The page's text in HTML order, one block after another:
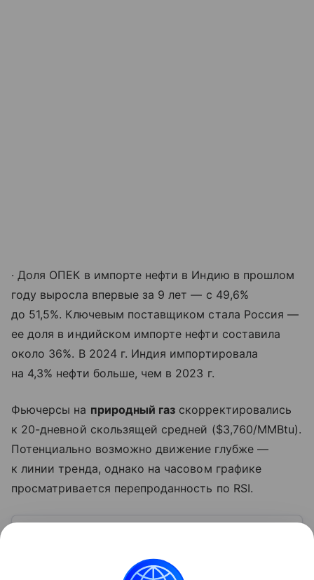
∙ Доля ОПЕК в импорте нефти в Индию в прошлом
году выросла впервые за 9 лет — с 49,6%
до 51,5%. Ключевым поставщиком стала Россия —
ее доля в индийском импорте нефти составила
около 36%. В 2024 г. Индия импортировала
на 4,3% нефти больше, чем в 2023 г.
Фьючерсы на природный газ скорректировались
к 20-дневной скользящей средней ($3,760/MMBtu).
Потенциально возможно движение глубже —
к линии тренда, однако на часовом графике
просматривается перепроданность по RSI.
стоимость черного золота